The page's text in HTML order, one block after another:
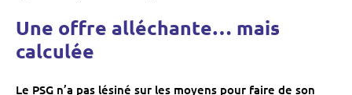
Une offre alléchante… mais
calculée
Le PSG n’a pas lésiné sur les moyens pour faire de son